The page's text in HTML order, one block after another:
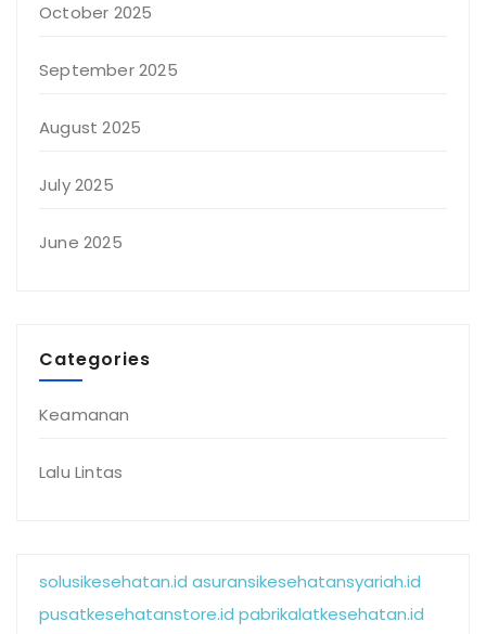
October 2025
September 2025
August 2025
July 2025
June 2025
Categories
Keamanan
Lalu Lintas
solusikesehatan.id asuransikesehatansyariah.id
pusatkesehatanstore.id pabrikalatkesehatan.id